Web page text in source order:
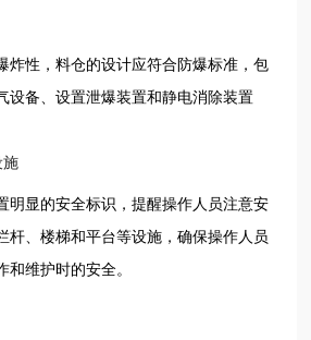
炸性，料仓的设计应符合防爆标准，包
设备、设置泄爆装置和静电消除装置
施
明显的安全标识，提醒操作人员注意安
杆、楼梯和平台等设施，确保操作人员
和维护时的安全。